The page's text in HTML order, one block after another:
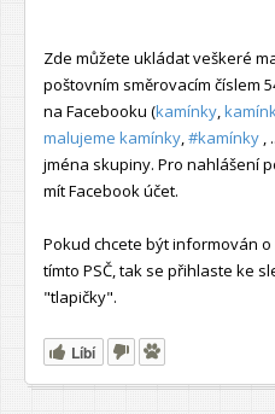
Zde můžete ukládat veškeré
poštovním směrovacím číslem
na Facebooku (kamínky
malujeme kamínky #kamínky
jména skupiny. Pro nahlášení
mít Facebook účet.
Pokud chcete být informován
tímto PSČ, tak se přihlaste ke
"tlapičky".
Líbí